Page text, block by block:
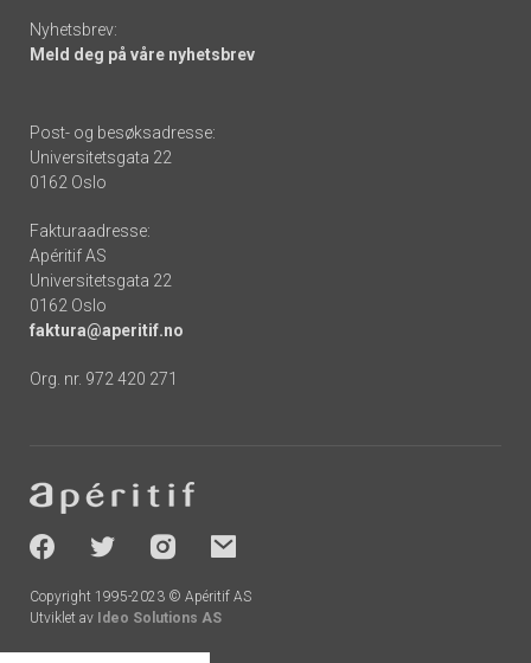
Nyhetsbrev:
Meld deg på våre nyhetsbrev
Post- og besøksadresse:
Universitetsgata 22
0162 Oslo
Fakturaadresse:
Apéritif AS
Universitetsgata 22
0162 Oslo
faktura@aperitif.no
Org. nr. 972 420 271
-
socials
Copyright 1995-2023 © Apéritif AS
Utviklet av Ideo Solutions AS